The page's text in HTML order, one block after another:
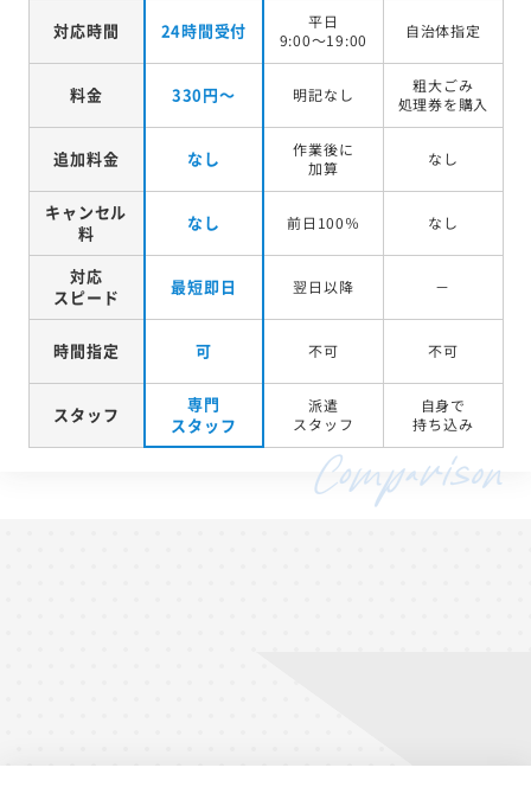
対応時間 24時間受付
平日
9:00～19:00
自治体指定
料金 330円～ 明記なし
粗大ごみ
処理券を購入
追加料金 なし
作業後に
加算
なし
キャンセル
料
なし 前日100％ なし
対応
スピード
最短即日 翌日以降 －
時間指定 可 不可 不可
スタッフ
専門
スタッフ
派遣
スタッフ
自身で
持ち込み